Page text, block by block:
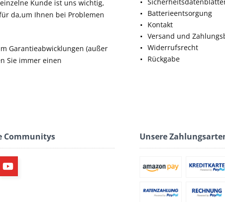
Kunde ist uns wichtig,
da,um Ihnen bei Problemen
Garantieabwicklungen (außer
Sie immer einen
Batterieentsorgung
Kontakt
Versand und
Widerrufsrecht
Rückgabe
Communitys Unsere